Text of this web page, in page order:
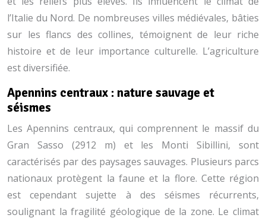
l’Italie du Nord. De nombreuses villes médiévales, bâties
sur les flancs des collines, témoignent de leur riche
histoire et de leur importance culturelle. L’agriculture
est diversifiée.
Apennins centraux : nature sauvage et
séismes
Les Apennins centraux, qui comprennent le massif du
Gran Sasso (2912 m) et les Monti Sibillini, sont
caractérisés par des paysages sauvages. Plusieurs parcs
nationaux protègent la faune et la flore. Cette région
est cependant sujette à des séismes récurrents,
soulignant la fragilité géologique de la zone. Le climat